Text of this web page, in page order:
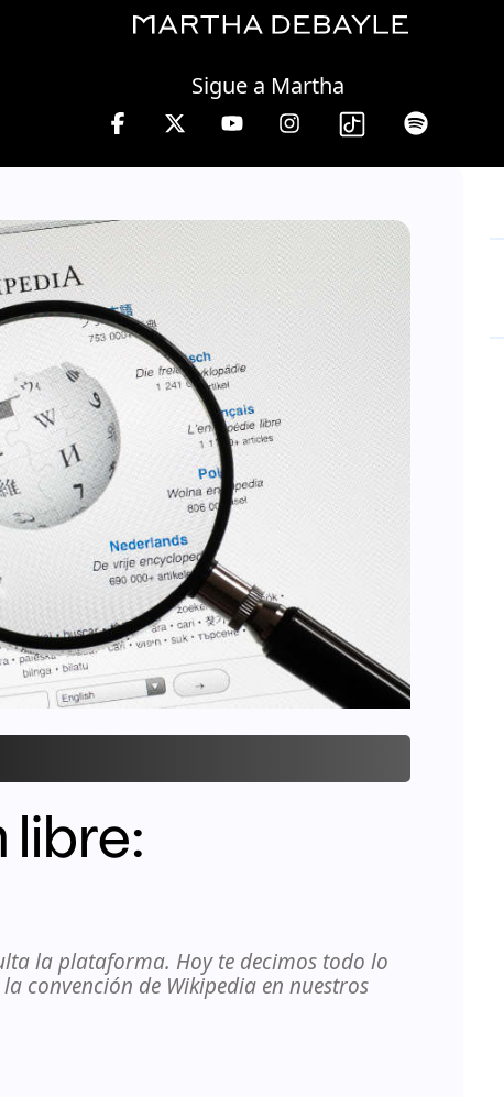
Sigue a Martha
de 10 a 13 hrs.
libre:
la plataforma. Hoy te decimos todo lo
convención de Wikipedia en nuestros